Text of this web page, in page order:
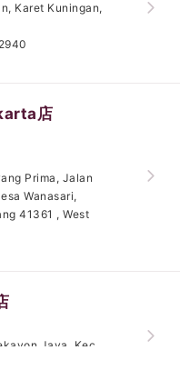
Karet Kuningan,
店
Prima, Jalan
Wanasari,
41361 , West
Jaya, Kec.